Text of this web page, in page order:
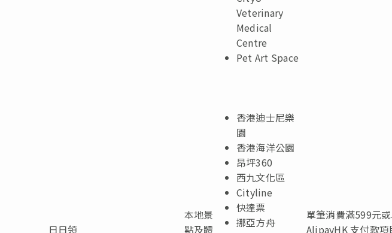
Veterinary
Medical
Centre
Pet Art Space
日日領
本地景
點及體
香港迪士尼樂
園
香港海洋公園
昂坪360
西九文化區
Cityline
快達票
挪亞方舟
單筆消費滿599元
AlipayHK 支付款項